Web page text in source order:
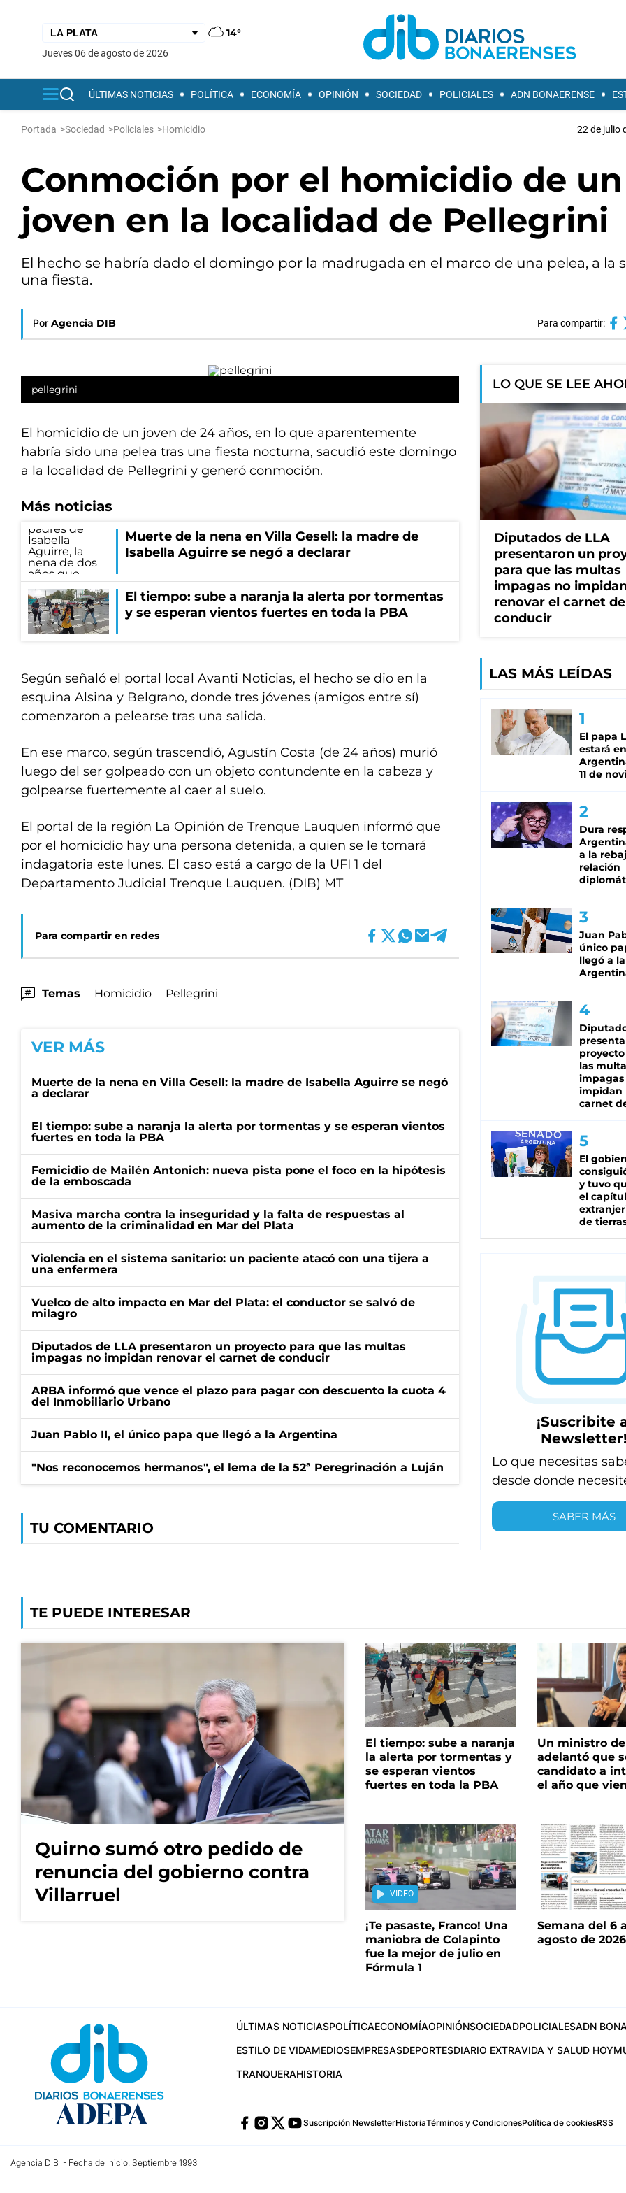
14°
jueves 06 de agosto de 2026
ÚLTIMAS NOTICIAS POLÍTICA ECONOMÍA OPINIÓN SOCIEDAD POLICIALES ADN BONAERENSE
Portada >Sociedad >Policiales >Homicidio 22 de julio
Conmoción por el homicidio de un
joven en la localidad de Pellegrini
El hecho se habría dado el domingo por la madrugada en el marco de una pelea, a la
una fiesta.
Por Agencia DIB Para compartir:
pellegrini
El homicidio de un joven de 24 años, en lo que aparentemente
habría sido una pelea tras una fiesta nocturna, sacudió este domingo
a la localidad de Pellegrini y generó conmoción.
Más noticias
Muerte de la nena en Villa Gesell: la madre de
Isabella Aguirre se negó a declarar
El tiempo: sube a naranja la alerta por tormentas
y se esperan vientos fuertes en toda la PBA
Según señaló el portal local Avanti Noticias, el hecho se dio en la
esquina Alsina y Belgrano, donde tres jóvenes (amigos entre sí)
comenzaron a pelearse tras una salida.
En ese marco, según trascendió, Agustín Costa (de 24 años) murió
luego del ser golpeado con un objeto contundente en la cabeza y
golpearse fuertemente al caer al suelo.
El portal de la región La Opinión de Trenque Lauquen informó que
por el homicidio hay una persona detenida, a quien se le tomará
indagatoria este lunes. El caso está a cargo de la UFI 1 del
Departamento Judicial Trenque Lauquen. (DIB) MT
Para compartir en redes
Temas Homicidio Pellegrini
VER MÁS
Muerte de la nena en Villa Gesell: la madre de Isabella Aguirre se negó
a declarar
El tiempo: sube a naranja la alerta por tormentas y se esperan vientos
fuertes en toda la PBA
Femicidio de Mailén Antonich: nueva pista pone el foco en la hipótesis
de la emboscada
Masiva marcha contra la inseguridad y la falta de respuestas al
aumento de la criminalidad en Mar del Plata
Violencia en el sistema sanitario: un paciente atacó con una tijera a
una enfermera
Vuelco de alto impacto en Mar del Plata: el conductor se salvó de
milagro
Diputados de LLA presentaron un proyecto para que las multas
impagas no impidan renovar el carnet de conducir
ARBA informó que vence el plazo para pagar con descuento la cuota 4
del Inmobiliario Urbano
Juan Pablo II, el único papa que llegó a la Argentina
"Nos reconocemos hermanos", el lema de la 52ª Peregrinación a Luján
TU COMENTARIO
LO QUE SE LEE
Diputados de LLA
presentaron un
para que las multas
impagas no
renovar el carnet de
conducir
LAS MÁS LEÍDAS
El papa
estará
11 de
Dura
a la
relación
Juan
único
llegó a la
las
impagas
impidan
carnet
El
y tuvo
el
de
¡Suscribite
Newsletter!
Lo que necesitas
desde donde
SABER MÁS
TE PUEDE INTERESAR
Quirno sumó otro pedido de
renuncia del gobierno contra
Villarruel
El tiempo: sube a naranja
la alerta por tormentas y
se esperan vientos
fuertes en toda la PBA
Un ministro
adelantó que
candidato a
el año que
VIDEO
¡Te pasaste, Franco! Una
maniobra de Colapinto
fue la mejor de julio en
Fórmula 1
Semana del 6
agosto de 2026
ÚLTIMAS NOTICIASPOLÍTICAECONOMÍAOPINIÓNSOCIEDADPOLICIALESADN
ESTILO DE VIDAMEDIOSEMPRESASDEPORTESDIARIO EXTRAVIDA Y SALUD HOY
TRANQUERAHISTORIA
Suscripción NewsletterHistoriaTérminos y CondicionesPolítica de cookiesRSS
Agencia DIB - Fecha de Inicio: Septiembre 1993